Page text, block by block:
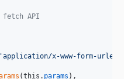
fetch API
'application/x-www-form-
(this . params ) ,